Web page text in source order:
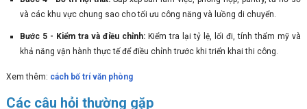
và các khu vực chung sao cho tối ưu công năng và luồng di chuyển.
Bước 5 - Kiểm tra và điều chỉnh:Kiểm tra lại tỷ lệ, lối đi, tính thẩm mỹ và
khả năng vận hành thực tế để điều chỉnh trước khi triển khai thi công.
Xem thêm: cách bố trí văn phòng
Các câu hỏi thường gặp